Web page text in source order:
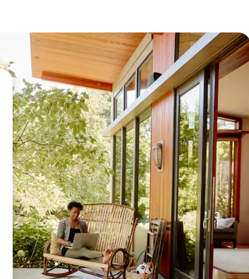
haut et vers le bas pour les parcourir ou en appuyant et en faisant glisser.